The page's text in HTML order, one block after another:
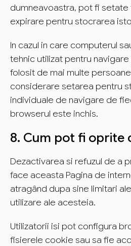
dumneavoastra, pot fi setate
expirare pentru stocrarea
In cazul in care computerul
tehnic utilizat pentru
folosit de mai multe
considerare setarea pentru
individuale de navigare de
browserul este inchis.
8. Cum pot fi oprite
Dezactivarea si refuzul de a
face aceasta Pagina de
atragând dupa sine limitari
utilizare ale acesteia.
Utilizatorii isi pot configura
fisierele cookie sau sa fie